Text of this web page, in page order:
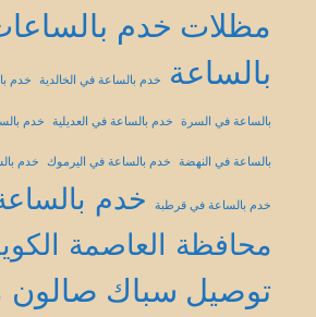
مظلات خدم
بالساعة
خدم بالساعة في الخالدية خدم
بالساعة في السرة خدم بالساعة في العديلية خدم
بالساعة في النهضة خدم بالساعة في اليرموك خدم
خدم بالساعة في قرطبة
خدم
محافظة العاصمة
توصيل سباك صالون